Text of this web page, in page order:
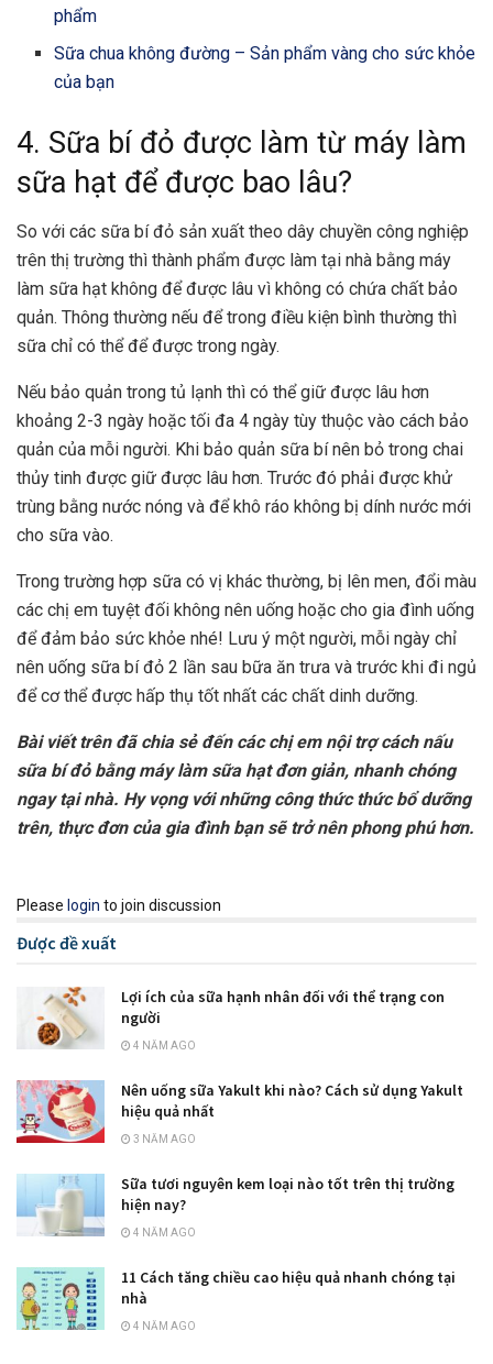
phẩm
Sữa chua không đường – Sản phẩm vàng cho sức khỏe
của bạn
4. Sữa bí đỏ được làm từ máy làm
sữa hạt để được bao lâu?
So với các sữa bí đỏ sản xuất theo dây chuyền công nghiệp
trên thị trường thì thành phẩm được làm tại nhà bằng máy
làm sữa hạt không để được lâu vì không có chứa chất bảo
quản. Thông thường nếu để trong điều kiện bình thường thì
sữa chỉ có thể để được trong ngày.
Nếu bảo quản trong tủ lạnh thì có thể giữ được lâu hơn
khoảng 2-3 ngày hoặc tối đa 4 ngày tùy thuộc vào cách bảo
quản của mỗi người. Khi bảo quản sữa bí nên bỏ trong chai
thủy tinh được giữ được lâu hơn. Trước đó phải được khử
trùng bằng nước nóng và để khô ráo không bị dính nước mới
cho sữa vào.
Trong trường hợp sữa có vị khác thường, bị lên men, đổi màu
các chị em tuyệt đối không nên uống hoặc cho gia đình uống
để đảm bảo sức khỏe nhé! Lưu ý một người, mỗi ngày chỉ
nên uống sữa bí đỏ 2 lần sau bữa ăn trưa và trước khi đi ngủ
để cơ thể được hấp thụ tốt nhất các chất dinh dưỡng.
Bài viết trên đã chia sẻ đến các chị em nội trợ cách nấu
sữa bí đỏ bằng máy làm sữa hạt đơn giản, nhanh chóng
ngay tại nhà. Hy vọng với những công thức thức bổ dưỡng
trên, thực đơn của gia đình bạn sẽ trở nên phong phú hơn.
Please login to join discussion
Được đề xuất
Lợi ích của sữa hạnh nhân đối với thể trạng con
người
4 NĂM AGO
Nên uống sữa Yakult khi nào? Cách sử dụng Yakult
hiệu quả nhất
3 NĂM AGO
Sữa tươi nguyên kem loại nào tốt trên thị trường
hiện nay?
4 NĂM AGO
11 Cách tăng chiều cao hiệu quả nhanh chóng tại
nhà
4 NĂM AGO